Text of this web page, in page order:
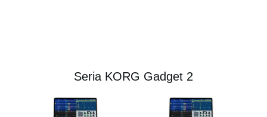
Seria KORG Gadget 2